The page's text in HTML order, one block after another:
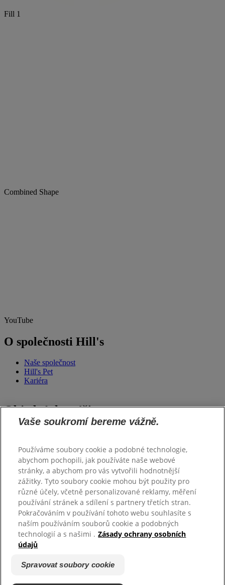
Fill 1
Combined Shape
YouTube
O společnosti Hill's
Naše společnost
Hill's Pet
Kariéra
Objednávky výživy
Podpora
Kontaktujte nás
Často kladené otázky
Upravte si svůj profil
Ochranná známka ©Hill’s. Všechna práva vyhrazena.
Zásadami ochrany osobních údajů
Pravidla a Podmínky
Spravovat soubory cookie
Podmínky programu Hill’s Quick Reco pro rok 2025
Vaše soukromí bereme vážně.
Používáme soubory cookie a podobné technologie,
abychom pochopili, jak používáte naše webové
stránky, a abychom pro vás vytvořili hodnotnější
zážitky. Tyto soubory cookie mohou být použity pro
různé účely, včetně personalizované reklamy, měření
používání stránek a sdílení s partnery třetích stran.
Pokračováním v používání tohoto webu souhlasíte s
naším používáním souborů cookie a podobných
technologií a s našimi . Zásady ochrany osobních
údajů
Spravovat soubory cookie